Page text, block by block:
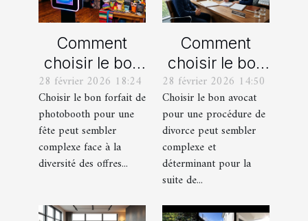
Comment
choisir le bon
forfait de
photobooth
pour votre fête
28 février 2026 18:24
Choisir le bon forfait de
photobooth pour une
fête peut sembler
complexe face à la
diversité des offres...
Comment
choisir le bon
avocat pour
votre
procédure de
divorce ?
28 février 2026 14:50
Choisir le bon avocat
pour une procédure de
divorce peut sembler
complexe et
déterminant pour la
suite de...